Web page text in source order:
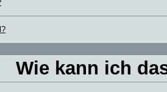
Wie kann ich